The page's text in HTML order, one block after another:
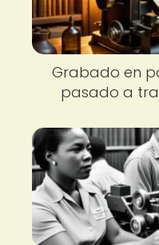
Grabado en
pasado a